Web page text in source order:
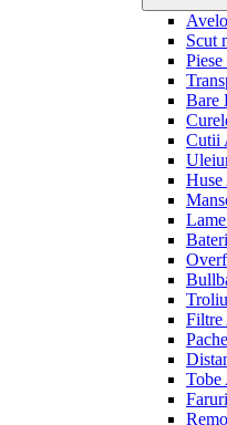
Scut
Bare
Cutii